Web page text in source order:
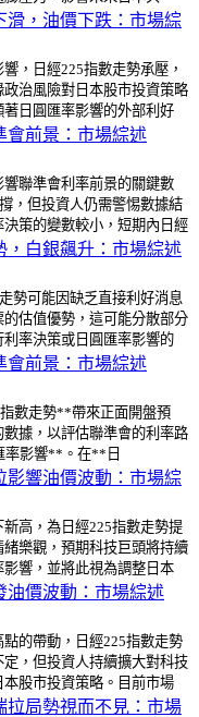
滑，油價下跌：市場綜
，日經225指數走勢承壓，
治風險對日本股市投資策略
日圓匯率影響的外部利好
會前景：市場綜述
聯準會利率前景的關鍵數
，但投資人仍需警惕數據結
策的變數較小，短期內日經
，白銀飆升：市場綜述
勢可能因缺乏直接利好消息
估值優勢，這可能分散部分
率決策或日圓匯率影響的
會前景：市場綜述
數走勢**帶來正面開盤預
據，以評估聯準會的利率路
率影響**。在**日
影響油價波動：市場綜
高，為日經225指數走勢提
樂觀，預期科技巨頭將持續
響，並將此視為調整日本
油價波動：市場綜述
的帶動，日經225指數走勢
，但投資人持續擴大對科技
股市投資策略。目前市場
拉局勢視而不見：市場